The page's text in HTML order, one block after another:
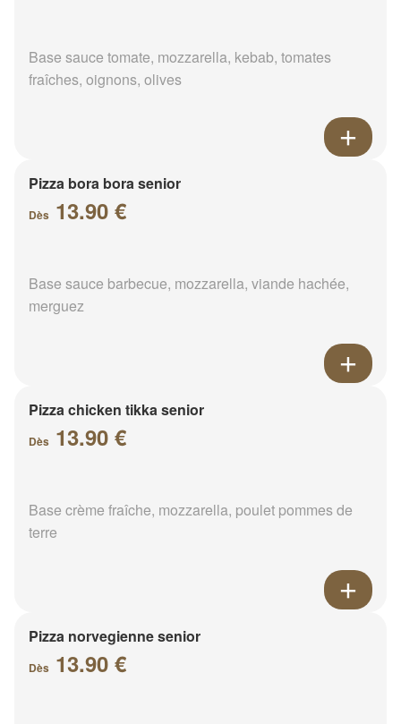
Base sauce tomate, mozzarella, kebab, tomates
fraîches, oignons, olives
Pizza bora bora senior
Dès 13.90 €
Base sauce barbecue, mozzarella, viande hachée,
merguez
Pizza chicken tikka senior
Dès 13.90 €
Base crème fraîche, mozzarella, poulet pommes de
terre
Pizza norvegienne senior
Dès 13.90 €